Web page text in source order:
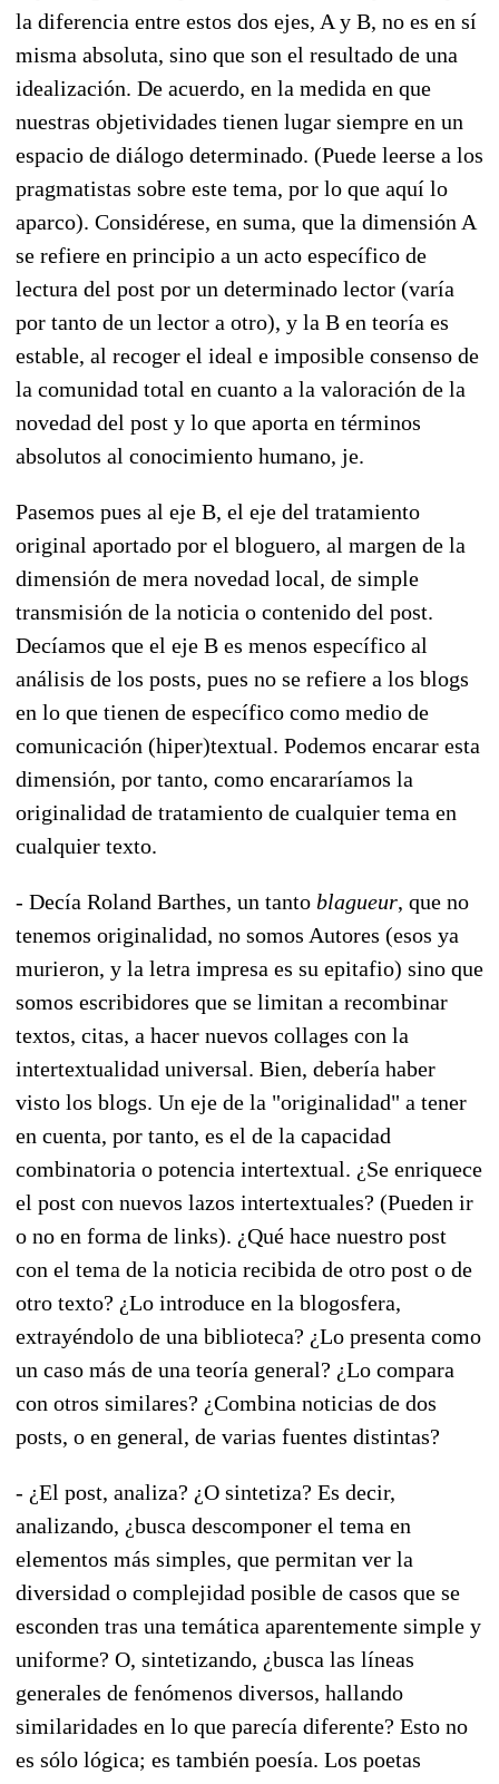
la diferencia entre estos dos ejes, A y B, no es en sí
misma absoluta, sino que son el resultado de una
idealización. De acuerdo, en la medida en que
nuestras objetividades tienen lugar siempre en un
espacio de diálogo determinado. (Puede leerse a los
pragmatistas sobre este tema, por lo que aquí lo
aparco). Considérese, en suma, que la dimensión A
se refiere en principio a un acto específico de
lectura del post por un determinado lector (varía
por tanto de un lector a otro), y la B en teoría es
estable, al recoger el ideal e imposible consenso de
la comunidad total en cuanto a la valoración de la
novedad del post y lo que aporta en términos
absolutos al conocimiento humano, je.
Pasemos pues al eje B, el eje del tratamiento
original aportado por el bloguero, al margen de la
dimensión de mera novedad local, de simple
transmisión de la noticia o contenido del post.
Decíamos que el eje B es menos específico al
análisis de los posts, pues no se refiere a los blogs
en lo que tienen de específico como medio de
comunicación (hiper)textual. Podemos encarar esta
dimensión, por tanto, como encararíamos la
originalidad de tratamiento de cualquier tema en
cualquier texto.
- Decía Roland Barthes, un tanto blagueur, que no
tenemos originalidad, no somos Autores (esos ya
murieron, y la letra impresa es su epitafio) sino que
somos escribidores que se limitan a recombinar
textos, citas, a hacer nuevos collages con la
intertextualidad universal. Bien, debería haber
visto los blogs. Un eje de la "originalidad" a tener
en cuenta, por tanto, es el de la capacidad
combinatoria o potencia intertextual. ¿Se enriquece
el post con nuevos lazos intertextuales? (Pueden ir
o no en forma de links). ¿Qué hace nuestro post
con el tema de la noticia recibida de otro post o de
otro texto? ¿Lo introduce en la blogosfera,
extrayéndolo de una biblioteca? ¿Lo presenta como
un caso más de una teoría general? ¿Lo compara
con otros similares? ¿Combina noticias de dos
posts, o en general, de varias fuentes distintas?
- ¿El post, analiza? ¿O sintetiza? Es decir,
analizando, ¿busca descomponer el tema en
elementos más simples, que permitan ver la
diversidad o complejidad posible de casos que se
esconden tras una temática aparentemente simple y
uniforme? O, sintetizando, ¿busca las líneas
generales de fenómenos diversos, hallando
similaridades en lo que parecía diferente? Esto no
es sólo lógica; es también poesía. Los poetas